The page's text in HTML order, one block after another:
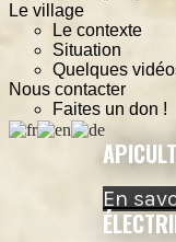
Le village
Le contexte
Situation
Quelques
Nous contacter
Faites un don !
En